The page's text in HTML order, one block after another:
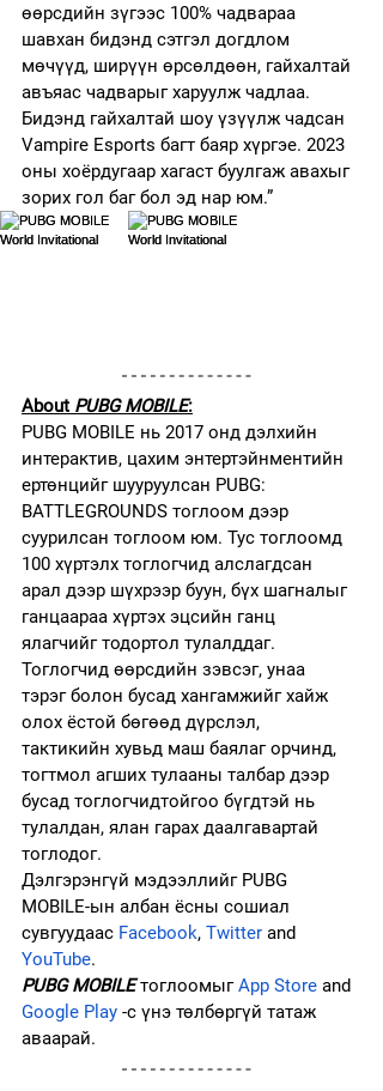
өөрсдийн зүгээс 100% чадвараа
шавхан бидэнд сэтгэл догдлом
мөчүүд, ширүүн өрсөлдөөн, гайхалтай
авъяас чадварыг харуулж чадлаа.
Бидэнд гайхалтай шоу үзүүлж чадсан
Vampire Esports багт баяр хүргэе. 2023
оны хоёрдугаар хагаст буулгаж авахыг
зорих гол баг бол эд нар юм.”
About PUBG MOBILE:
PUBG MOBILE нь 2017 онд дэлхийн
интерактив, цахим энтертэйнментийн
ертөнцийг шууруулсан PUBG:
BATTLEGROUNDS тоглоом дээр
суурилсан тоглоом юм. Тус тоглоомд
100 хүртэлх тоглогчид алслагдсан
арал дээр шүхрээр буун, бүх шагналыг
ганцаараа хүртэх эцсийн ганц
ялагчийг тодортол тулалддаг.
Тоглогчид өөрсдийн зэвсэг, унаа
тэрэг болон бусад хангамжийг хайж
олох ёстой бөгөөд дүрслэл,
тактикийн хувьд маш баялаг орчинд,
тогтмол агших тулааны талбар дээр
бусад тоглогчидтойгоо бүгдтэй нь
тулалдан, ялан гарах даалгавартай
тоглодог.
Дэлгэрэнгүй мэдээллийг PUBG
MOBILE-ын албан ёсны сошиал
сувгуудаас Facebook, Twitter and
YouTube.
PUBG MOBILE тоглоомыг App Store and
Google Play -с үнэ төлбөргүй татаж
аваарай.